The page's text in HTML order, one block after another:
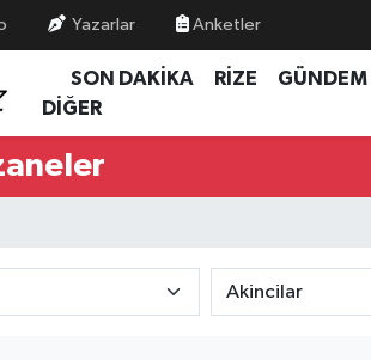
Yazarlar Anketler
SON DAKİKA RİZE GÜNDEM
DİĞER